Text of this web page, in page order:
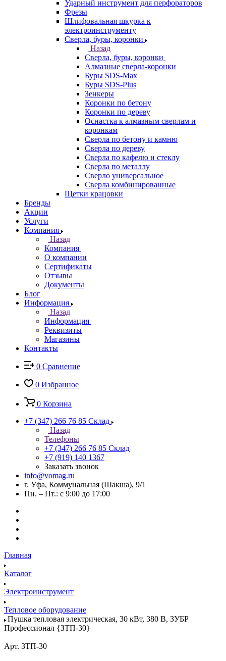
Ударный инструмент для перфораторов
Фрезы
Шлифовальная шкурка к
электроинструменту
Сверла, буры, коронки
Назад
Сверла, буры, коронки
Алмазные сверла-коронки
Буры SDS-Max
Буры SDS-Plus
Зенкеры
Коронки по бетону
Коронки по дереву
Оснастка к алмазным сверлам и
коронкам
Сверла по бетону и камню
Сверла по дереву
Сверла по кафелю и стеклу
Сверла по металлу
Сверло универсальное
Сверла комбинированные
Щетки крацовки
Бренды
Акции
Услуги
Компания
Назад
Компания
О компании
Сертификаты
Отзывы
Документы
Блог
Информация
Назад
Информация
Реквизиты
Магазины
Контакты
0 Сравнение
0 Избранное
0 Корзина
+7 (347) 266 76 85 Склад
Назад
Телефоны
+7 (347) 266 76 85 Склад
+7 (919) 140 1367
Заказать звонок
info@vomag.ru
г. Уфа, Коммунальная (Шакша), 9/1
Пн. – Пт.: с 9:00 до 17:00
Главная
Каталог
Электроинструмент
Тепловое оборудование
Пушка тепловая электрическая, 30 кВт, 380 В, ЗУБР
Профессионал {ЗТП-30}
Арт. ЗТП-30